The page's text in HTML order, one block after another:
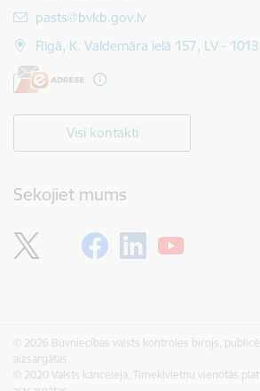
E-pasts:
pasts@bvkb.gov.lv
Rīgā, K. Valdemāra ielā 157, LV - 1013
Visi kontakti
Sekojiet mums
© 2026 Būvniecības valsts kontroles birojs,
aizsargātas.
© 2020 Valsts kanceleja, Tīmekļvietņu vienotās